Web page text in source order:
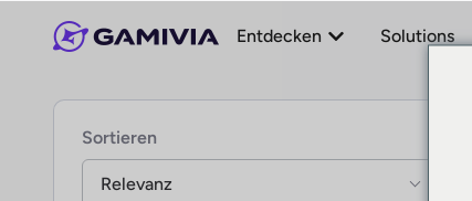
Entdecken Solutions
Sortieren
Relevanz